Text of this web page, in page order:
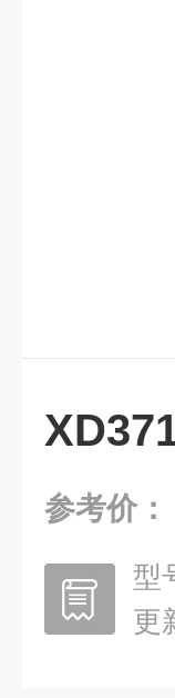
参考价：
型
更